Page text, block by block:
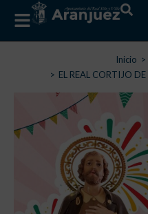
Inicio
EL REAL CORTIJO